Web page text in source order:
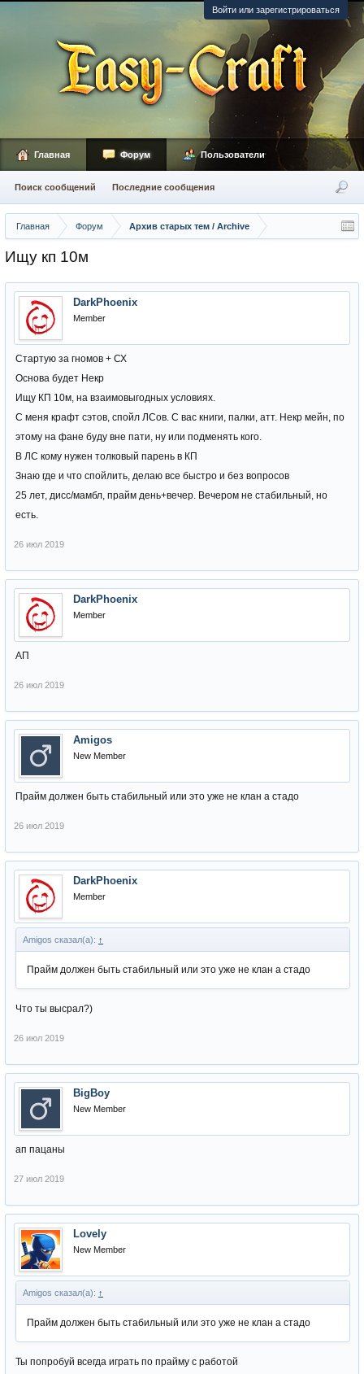
Войти или зарегистрироваться
Главная Форум Архив старых тем / Archive
Ищу кп 10м
DarkPhoenix
Member
Стартую за гномов + СХ
Основа будет Некр
Ищу КП 10м, на взаимовыгодных условиях.
С меня крафт сэтов, спойл ЛСов. С вас книги, палки, атт. Некр мейн, по
этому на фане буду вне пати, ну или подменять кого.
В ЛС кому нужен толковый парень в КП
Знаю где и что спойлить, делаю все быстро и без вопросов
25 лет, дисс/мамбл, прайм день+вечер. Вечером не стабильный, но
есть.
26 июл 2019
DarkPhoenix
Member
АП
26 июл 2019
Amigos
New Member
Прайм должен быть стабильный или это уже не клан а стадо
26 июл 2019
DarkPhoenix
Member
Amigos сказал(а): ↑
Прайм должен быть стабильный или это уже не клан а стадо
Что ты высрал?)
26 июл 2019
BigBoy
New Member
ап пацаны
27 июл 2019
Lovely
New Member
Amigos сказал(а): ↑
Прайм должен быть стабильный или это уже не клан а стадо
Ты попробуй всегда играть по прайму с работой
Главная Форум
Поиск сообщений Последние сообщения
Пользователи